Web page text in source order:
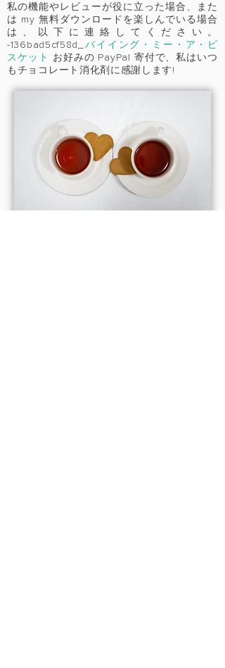
私の機能やレビューが役に立った場合、また
は my 無料ダウンロードを楽しんでいる場合
は、以下に連絡してください。
-136bad5cf58d_ バイイング・ミー・ア・ビ
スケット お好みの PayPal 寄付で、私はいつ
もチョコレート消化剤に感謝します!